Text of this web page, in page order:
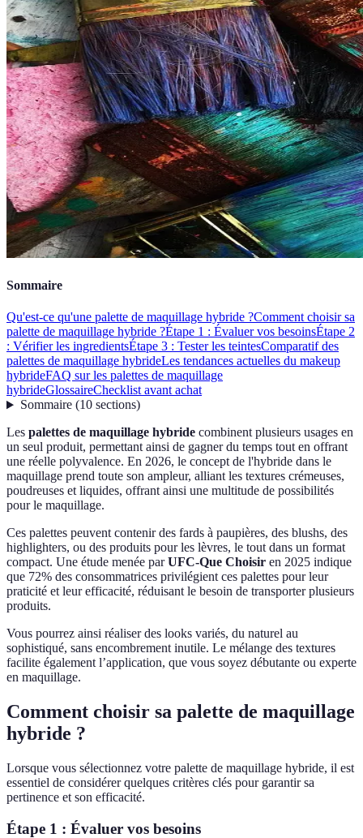
Sommaire
Qu'est-ce qu'une palette de maquillage hybride ?Comment choisir sa
palette de maquillage hybride ?Étape 1 : Évaluer vos besoinsÉtape 2
: Vérifier les ingredientsÉtape 3 : Tester les teintesComparatif des
palettes de maquillage hybrideLes tendances actuelles du makeup
hybrideFAQ sur les palettes de maquillage
hybrideGlossaireChecklist avant achat
Sommaire(10 sections)
Les palettes de maquillage hybride combinent plusieurs usages en
un seul produit, permettant ainsi de gagner du temps tout en offrant
une réelle polyvalence. En 2026, le concept de l'hybride dans le
maquillage prend toute son ampleur, alliant les textures crémeuses,
poudreuses et liquides, offrant ainsi une multitude de possibilités
pour le maquillage.
Ces palettes peuvent contenir des fards à paupières, des blushs, des
highlighters, ou des produits pour les lèvres, le tout dans un format
compact. Une étude menée parUFC-Que Choisir en 2025 indique
que 72% des consommatrices privilégient ces palettes pour leur
praticité et leur efficacité, réduisant le besoin de transporter plusieurs
produits.
Vous pourrez ainsi réaliser des looks variés, du naturel au
sophistiqué, sans encombrement inutile. Le mélange des textures
facilite également l’application, que vous soyez débutante ou experte
en maquillage.
Comment choisir sa palette de maquillage
hybride ?
Lorsque vous sélectionnez votre palette de maquillage hybride, il est
essentiel de considérer quelques critères clés pour garantir sa
pertinence et son efficacité.
Étape 1 : Évaluer vos besoins